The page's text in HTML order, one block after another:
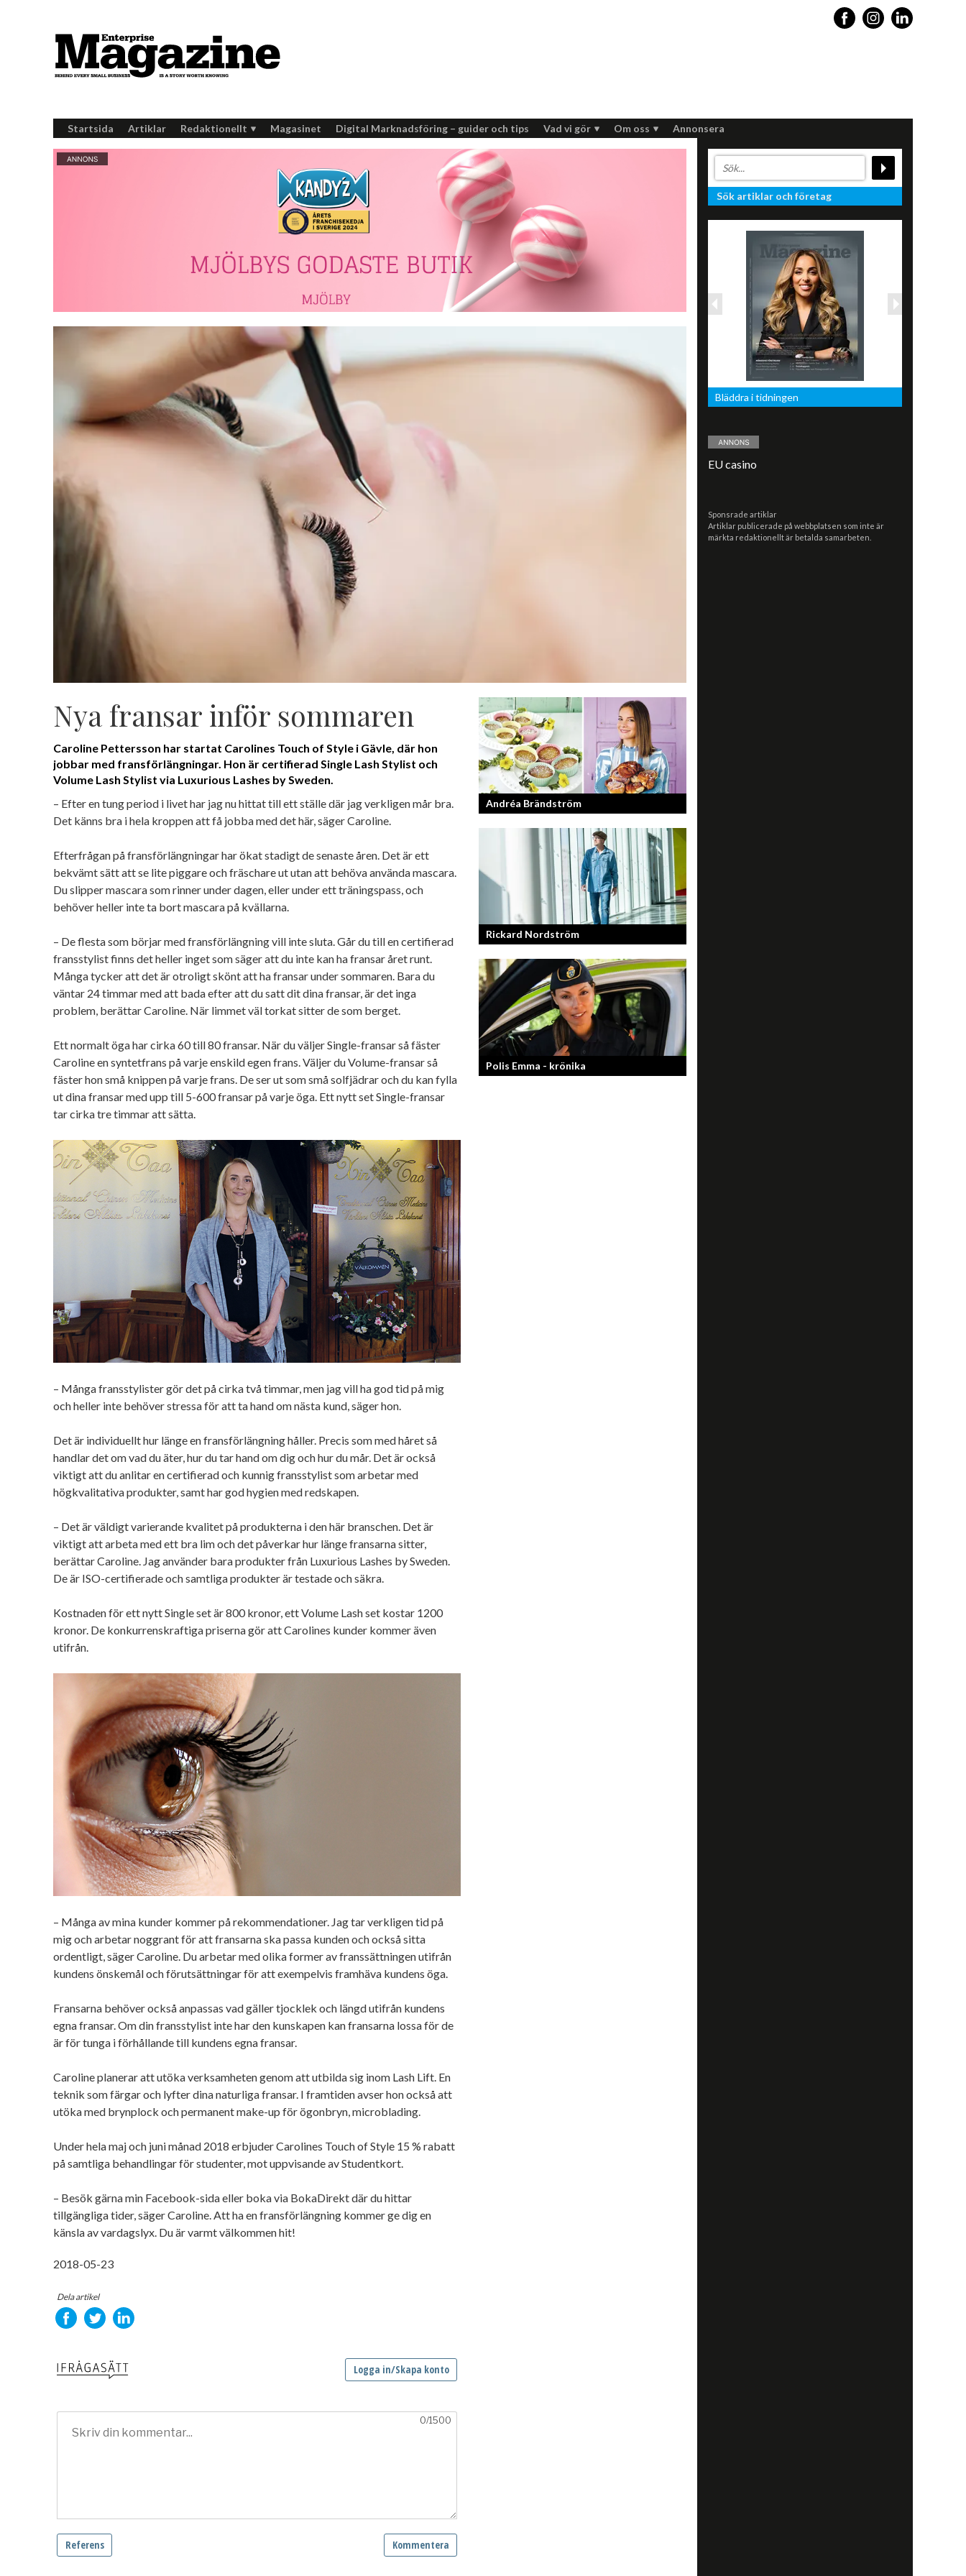
Startsida Artiklar Redaktionellt Magasinet Digital Marknadsföring – guider och tips Vad vi gör Om oss Annonsera
Nya fransar inför sommaren
Caroline Pettersson har startat Carolines Touch of Style i Gävle, där hon
jobbar med fransförlängningar. Hon är certifierad Single Lash Stylist och
Volume Lash Stylist via Luxurious Lashes by Sweden.
– Efter en tung period i livet har jag nu hittat till ett ställe där jag verkligen mår bra.
Det känns bra i hela kroppen att få jobba med det här, säger Caroline.
Efterfrågan på fransförlängningar har ökat stadigt de senaste åren. Det är ett
bekvämt sätt att se lite piggare och fräschare ut utan att behöva använda mascara.
Du slipper mascara som rinner under dagen, eller under ett träningspass, och
behöver heller inte ta bort mascara på kvällarna.
– De flesta som börjar med fransförlängning vill inte sluta. Går du till en certifierad
fransstylist finns det heller inget som säger att du inte kan ha fransar året runt.
Många tycker att det är otroligt skönt att ha fransar under sommaren. Bara du
väntar 24 timmar med att bada efter att du satt dit dina fransar, är det inga
problem, berättar Caroline. När limmet väl torkat sitter de som berget.
Ett normalt öga har cirka 60 till 80 fransar. När du väljer Single-fransar så fäster
Caroline en syntetfrans på varje enskild egen frans. Väljer du Volume-fransar så
fäster hon små knippen på varje frans. De ser ut som små solfjädrar och du kan fylla
ut dina fransar med upp till 5-600 fransar på varje öga. Ett nytt set Single-fransar
tar cirka tre timmar att sätta.
– Många fransstylister gör det på cirka två timmar, men jag vill ha god tid på mig
och heller inte behöver stressa för att ta hand om nästa kund, säger hon.
Det är individuellt hur länge en fransförlängning håller. Precis som med håret så
handlar det om vad du äter, hur du tar hand om dig och hur du mår. Det är också
viktigt att du anlitar en certifierad och kunnig fransstylist som arbetar med
högkvalitativa produkter, samt har god hygien med redskapen.
– Det är väldigt varierande kvalitet på produkterna i den här branschen. Det är
viktigt att arbeta med ett bra lim och det påverkar hur länge fransarna sitter,
berättar Caroline. Jag använder bara produkter från Luxurious Lashes by Sweden.
De är ISO-certifierade och samtliga produkter är testade och säkra.
Kostnaden för ett nytt Single set är 800 kronor, ett Volume Lash set kostar 1200
kronor. De konkurrenskraftiga priserna gör att Carolines kunder kommer även
utifrån.
– Många av mina kunder kommer på rekommendationer. Jag tar verkligen tid på
mig och arbetar noggrant för att fransarna ska passa kunden och också sitta
ordentligt, säger Caroline. Du arbetar med olika former av franssättningen utifrån
kundens önskemål och förutsättningar för att exempelvis framhäva kundens öga.
Fransarna behöver också anpassas vad gäller tjocklek och längd utifrån kundens
egna fransar. Om din fransstylist inte har den kunskapen kan fransarna lossa för de
är för tunga i förhållande till kundens egna fransar.
Caroline planerar att utöka verksamheten genom att utbilda sig inom Lash Lift. En
teknik som färgar och lyfter dina naturliga fransar. I framtiden avser hon också att
utöka med brynplock och permanent make-up för ögonbryn, microblading.
Under hela maj och juni månad 2018 erbjuder Carolines Touch of Style 15 % rabatt
på samtliga behandlingar för studenter, mot uppvisande av Studentkort.
– Besök gärna min Facebook-sida eller boka via BokaDirekt där du hittar
tillgängliga tider, säger Caroline. Att ha en fransförlängning kommer ge dig en
känsla av vardagslyx. Du är varmt välkommen hit!
2018-05-23
Dela artikel
Andréa Brändström
Vinnare av Hela Sverige Bakar 2017.
Rickard Nordström
Läraren som omfamnar sociala medier.
Polis Emma - krönika
Sök artiklar och företag
Bläddra i tidningen
EU casino
Sponsrade artiklar
Artiklar publicerade på webbplatsen som inte är
märkta redaktionellt är betalda samarbeten.